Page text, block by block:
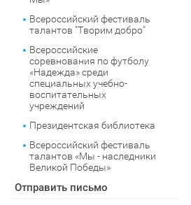
Всероссийский фестиваль
талантов "Творим добро"
Всероссийские
соревнования по футболу
«Надежда» среди
специальных учебно-
воспитательных
учреждений
Президентская библиотека
Всероссийский фестиваль
талантов «Мы - наследники
Великой Победы»
Отправить письмо